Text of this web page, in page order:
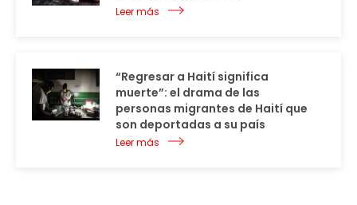
Leer más
“Regresar a Haití significa
muerte”: el drama de las
personas migrantes de Haití que
son deportadas a su país
Leer más